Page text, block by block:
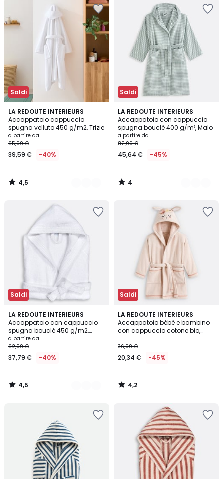
€
applicato.
Saldi
LA REDOUTE INTERIEURS
Accappatoio cappuccio
spugna velluto 450 g/m2, Trizie
a partire da
65,99 €
39,59 € -40%
4,5
/ 5
11
Colori
4,5
/
Saldi
LA REDOUTE INTERIEURS
Accappatoio con cappuccio
spugna bouclé 400 g/m², Malo
a partire da
82,99 €
45,64 € -45%
4
/
5
3
Colori
4
/
Saldi
LA REDOUTE INTERIEURS
Accappatoio con cappuccio
spugna bouclé 450 g/m2,
Haxel
a partire da
62,99 €
37,79 € -40%
4,5
/ 5
10
Colori
4,5
/
Saldi
LA REDOUTE INTERIEURS
Accappatoio bébé e bambino
con cappuccio cotone bio,
36,99 €
20,34 € -45%
4,2
/ 5
4,2
/